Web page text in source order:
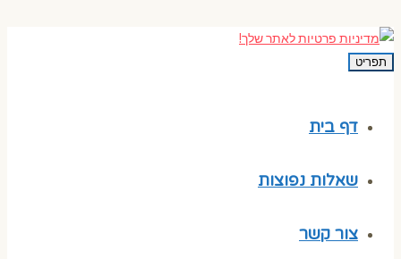
תפריט
דף בית
שאלות נפוצות
צור קשר